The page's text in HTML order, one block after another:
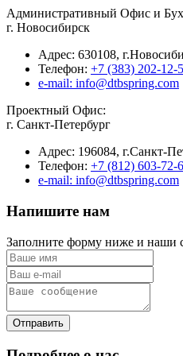
Административный Офис и
г. Новосибирск
Адрес: 630108,
Телефон: +7 (383) 202-12-
e-mail: info@dtbspring.com
Проектный Офис:
г. Санкт-Петербург
Адрес: 196084, г.Санкт-
Телефон: +7 (812) 603-72-
e-mail: info@dtbspring.com
Напишите нам
Заполните форму ниже и наши
Отправить